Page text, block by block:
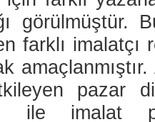
görülmüştür.
farklı
pazar
ile imalat